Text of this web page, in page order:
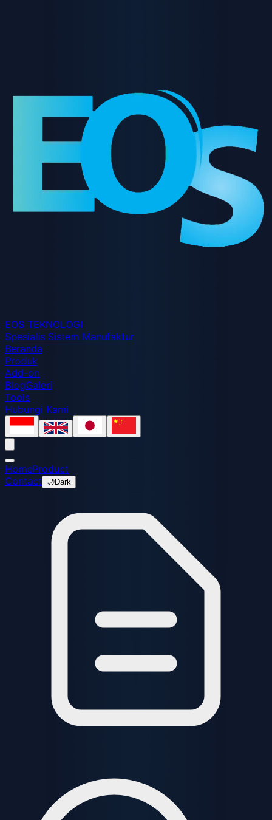
EOS TEKNOLOGI
Spesialis Sistem Manufaktur
Beranda
Produk
Add-on
BlogGaleri
Tools
Hubungi Kami
HomeProduct
Contact
🌙Dark